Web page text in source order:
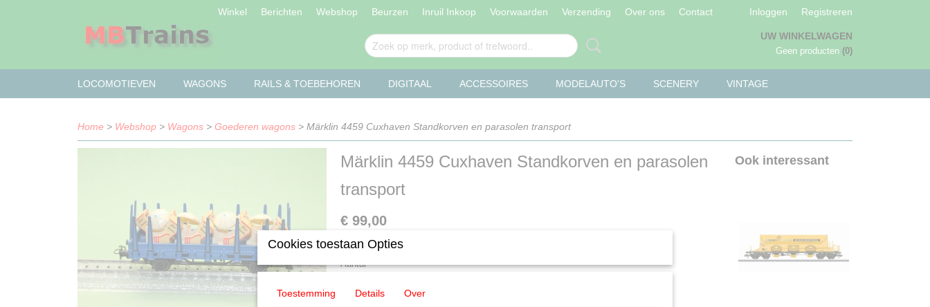
Winkel Berichten Webshop Beurzen Inruil Inkoop Voorwaarden Verzending Over ons Contact Inloggen Registreren
UW WINKELWAGEN
Geen producten (0)
LOCOMOTIEVEN WAGONS RAILS & TOEBEHOREN DIGITAAL ACCESSOIRES MODELAUTO'S SCENERY VINTAGE
Home > Webshop > Wagons > Goederen wagons > Märklin 4459 Cuxhaven Standkorven en parasolen transport
Märklin 4459 Cuxhaven Standkorven en parasolen
transport
€ 99,00
✓Op voorraad
Aantal
Ook interessant
Cookies toestaan Opties
Toestemming Details Over